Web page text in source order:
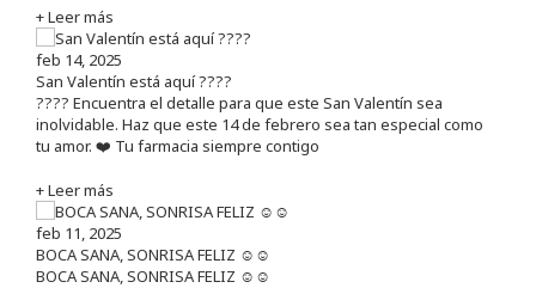
+ Leer más
feb 14, 2025
San Valentín está aquí ????
???? Encuentra el detalle para que este San Valentín sea
inolvidable. Haz que este 14 de febrero sea tan especial como
tu amor. ❤️ Tu farmacia siempre contigo
+ Leer más
feb 11, 2025
BOCA SANA, SONRISA FELIZ ☺️☺️
BOCA SANA, SONRISA FELIZ ☺️☺️